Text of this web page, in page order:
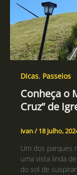
Dicas, Passeios
Conheça o
Cruz” de
ivan/ 18 julho,
Um dos parques
uma vista linda
do sol de suspirar!